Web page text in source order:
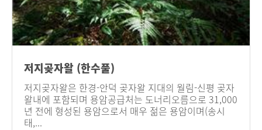
저지곶자왈 (한수풀)
저지곶자왈은 한경-안덕 곶자왈 지대의 월림-신평 곶자
왈내에 포함되며 용암공급처는 도너리오름으로 31,000
년 전에 형성된 용암으로서 매우 젊은 용암이며(송시
태,...